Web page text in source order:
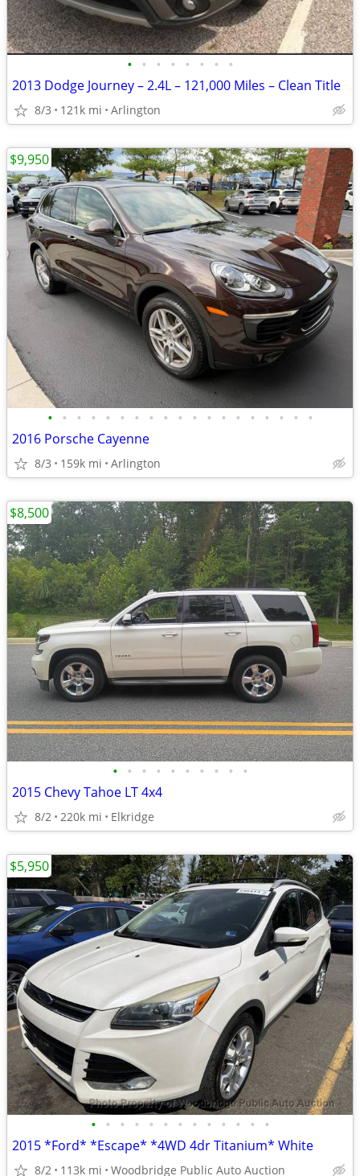
• • • • • • • •
2013 Dodge Journey – 2.4L – 121,000 Miles – Clean Title
8/3 121k mi Arlington
• • • • • • • • • • • • • • • • • • •
2016 Porsche Cayenne
8/3 159k mi Arlington
$9,950
• • • • • • • • • •
2015 Chevy Tahoe LT 4x4
8/2 220k mi Elkridge
$8,500
• • • • • • • • • • • • •
2015 *Ford* *Escape* *4WD 4dr Titanium* White
8/2 113k mi Woodbridge Public Auto Auction
$5,950